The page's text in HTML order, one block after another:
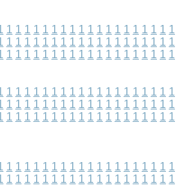
1 1 1 1 1 1 1 1 1 1 1 1 1 1 1 1 1 1 1
1 1 1 1 1 1 1 1 1 1 1 1 1 1 1 1 1 1 1
1 1 1 1 1 1 1 1 1 1 1 1 1 1 1 1 1 1 1
1 1 1 1 1 1 1 1 1 1 1 1 1 1 1 1 1 1 1
1 1 1 1 1 1 1 1 1 1 1 1 1 1 1 1 1 1 1
1 1 1 1 1 1 1 1 1 1 1 1 1 1 1 1 1 1 1
1 1 1 1 1 1 1 1 1 1 1 1 1 1 1 1 1 1 1
1 1 1 1 1 1 1 1 1 1 1 1 1 1 1 1 1 1 1